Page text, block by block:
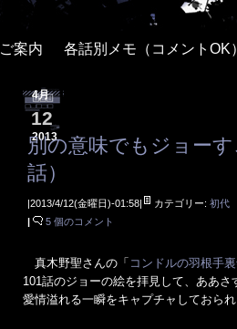
ご案内 各話別メモ（コメントOK
4月
12
2013
別の意味でもジョー
話）
|2013/4/12(金曜日)-01:58| カテゴリー:初代
|
5 個のコメント
真木野聖さんの「 コンドルの羽根手
101話のジョーの絵を拝見して、ああ
愛情溢れる一瞬をキャプチャしておら